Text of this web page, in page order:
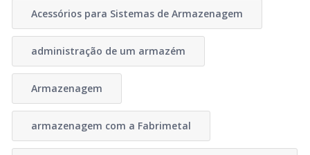
Acessórios para Sistemas de Armazenagem
administração de um armazém
Armazenagem
armazenagem com a Fabrimetal